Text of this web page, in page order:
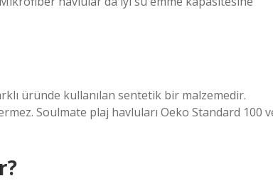
üründe kullanılan sentetik bir malzemedir.
Soulmate plaj havluları Oeko Standard 100